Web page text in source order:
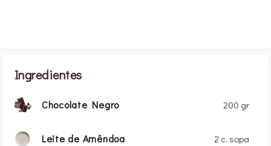
Ingredientes
Chocolate Negro 200 gr
Leite de Amêndoa 2 c. sopa